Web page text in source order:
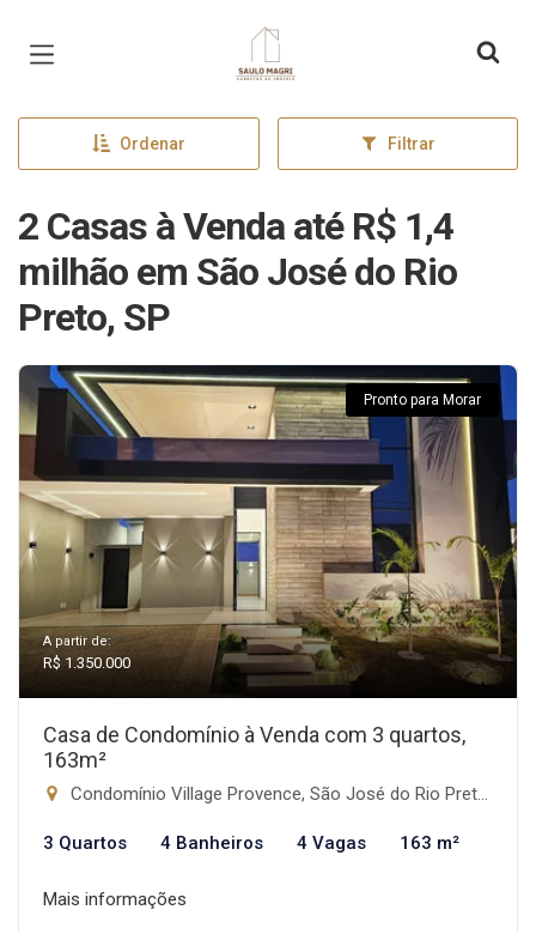
Página inicial
Ordenar Filtrar
2 Casas à Venda até R$ 1,4
milhão em São José do Rio
Preto, SP
Pronto para Morar
A partir de:
R$ 1.350.000
Casa de Condomínio à Venda com 3 quartos,
163m²
Condomínio Village Provence, São José do Rio Preto-SP
3 Quartos 4 Banheiros 4 Vagas 163 m²
Mais informações